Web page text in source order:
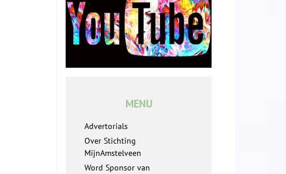
MENU
Advertorials
Over Stichting
MijnAmstelveen
Word Sponsor van